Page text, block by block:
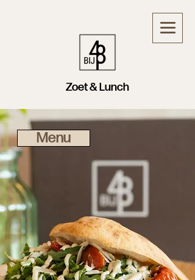
Zoet & Lunch
Menu